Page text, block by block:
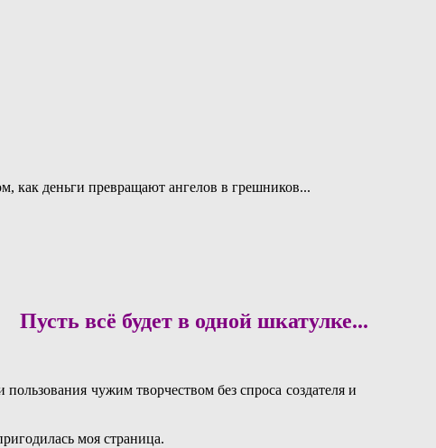
как деньги превращают ангелов в грешников...
всё будет в одной шкатулке...
чужим творчеством без спроса создателя и
моя страница.